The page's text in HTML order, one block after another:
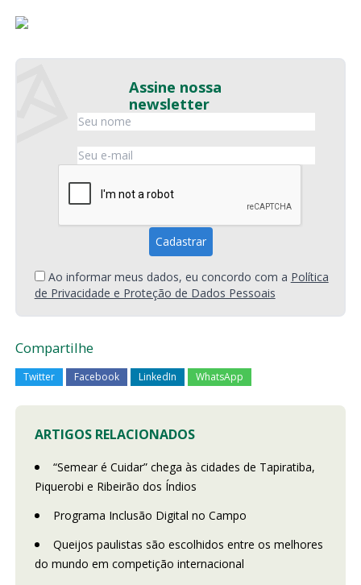
Assine nossa
newsletter
Ao informar meus dados, eu concordo com a Política
de Privacidade e Proteção de Dados Pessoais
Compartilhe
Twitter Facebook LinkedIn WhatsApp
ARTIGOS RELACIONADOS
“Semear é Cuidar” chega às cidades de Tapiratiba,
Piquerobi e Ribeirão dos Índios
Programa Inclusão Digital no Campo
Queijos paulistas são escolhidos entre os melhores
do mundo em competição internacional